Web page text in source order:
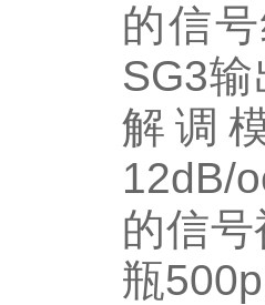
的信
SG3
解调
12dB/
的信
瓶